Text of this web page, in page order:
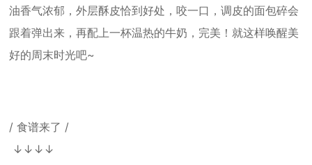
油香气浓郁，外层酥皮恰到好处，咬一口，调皮的面包碎会
跟着弹出来，再配上一杯温热的牛奶，完美！就这样唤醒美
好的周末时光吧~
/ 食谱来了 /
↓↓↓↓